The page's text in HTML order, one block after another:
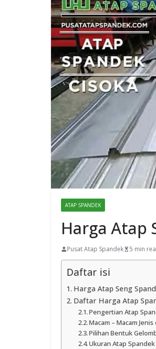
ATAP SPANDEK
Harga Atap
Pusat Atap Spandek 5 min
Daftar isi
Harga Atap Seng
Daftar Harga Atap
Pengertian Atap
Macam – Macam
Pilihan Bentuk
Ukuran Atap